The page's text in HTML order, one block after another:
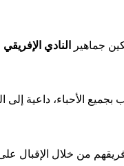
جماهير النادي الإفريقي
بجميع الأحباء، داعية
من خلال الإقبال على